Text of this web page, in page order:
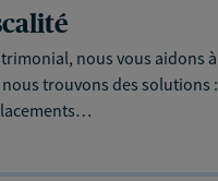
nous vous aidons à
trouvons des solutions :